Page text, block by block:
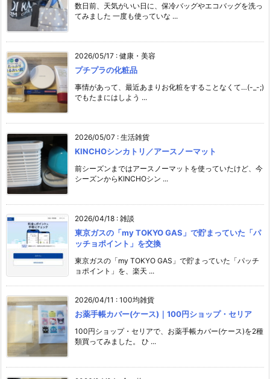
数日前、天気がいい日に、保冷バッグやエコバッグを洗っ
てみました 一度も使っていな ...
2026/05/17 : 健康・美容
プチプラの化粧品
事情があって、最近あまりお化粧をすることなくて…(-_-;)
でもたまにはしよう ...
2026/05/07 : 生活雑貨
KINCHOシンカトリ／アースノーマット
前シーズンまではアースノーマットを使っていたけど、今
シーズンからKINCHOシン ...
2026/04/18 : 雑談
東京ガスの「my TOKYO GAS」で貯まっていた「パ
ッチョポイント」を交換
東京ガスの「my TOKYO GAS」で貯まっていた「パッチ
ョポイント」を、楽天 ...
2026/04/11 : 100均雑貨
お薬手帳カバー(ケース)｜100円ショップ・セリア
100円ショップ・セリアで、お薬手帳カバー(ケース)を2種
類買ってみました。 ひ ...